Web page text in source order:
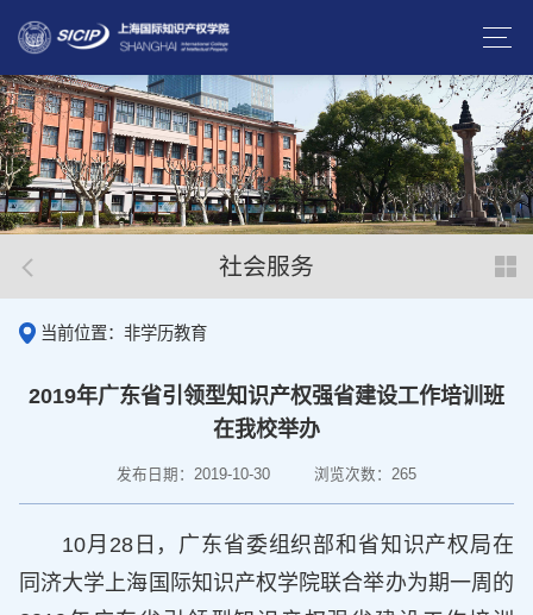
社会服务
当前位置：非学历教育
2019年广东省引领型知识产权强省建设工作培训班
在我校举办
发布日期：2019-10-30 浏览次数：265
10月28日，广东省委组织部和省知识产权局在
同济大学上海国际知识产权学院联合举办为期一周的